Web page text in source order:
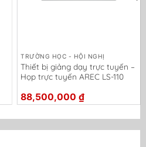
TRƯỜNG HỌC - HỘI NGHỊ
Thiết bị giảng dạy trực tuyến –
Họp trực tuyến AREC LS-110
88,500,000 ₫